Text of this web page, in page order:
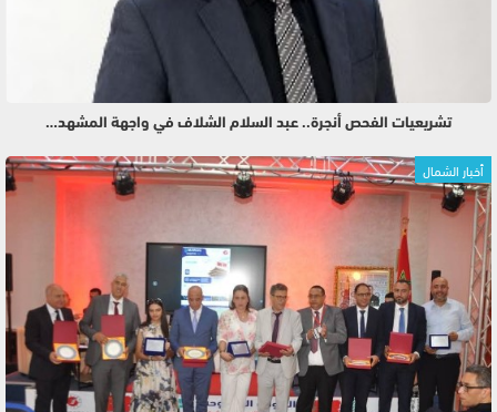
تشريعيات الفحص أنجرة.. عبد السلام الشلاف في واجهة المشهد…
أخبار الشمال